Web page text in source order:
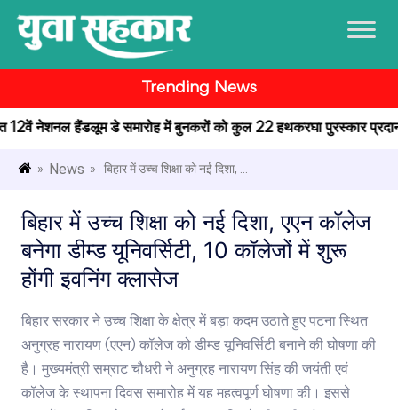
Trending News
नेशनल हैंडलूम डे समारोह में बुनकरों को कुल 22 हथकरघा पुरस्कार प्रदान
» News » बिहार में उच्च शिक्षा को नई दिशा, ...
बिहार में उच्च शिक्षा को नई दिशा, एएन कॉलेज
बनेगा डीम्ड यूनिवर्सिटी, 10 कॉलेजों में शुरू
होंगी इवनिंग क्लासेज
बिहार सरकार ने उच्च शिक्षा के क्षेत्र में बड़ा कदम उठाते हुए पटना स्थित
अनुग्रह नारायण (एएन) कॉलेज को डीम्ड यूनिवर्सिटी बनाने की घोषणा की
है। मुख्यमंत्री सम्राट चौधरी ने अनुग्रह नारायण सिंह की जयंती एवं
कॉलेज के स्थापना दिवस समारोह में यह महत्वपूर्ण घोषणा की। इससे